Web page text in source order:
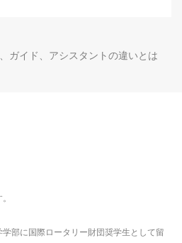
ガイド、アシスタントの違いとは
部に国際ロータリー財団奨学生として留